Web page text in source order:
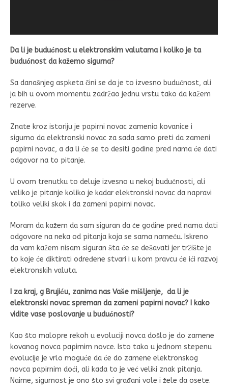
Da li je budućnost u elektronskim valutama i koliko je ta
budućnost da kažemo sigurna?
Sa današnjeg aspketa čini se da je to izvesno budućnost, ali
ja bih u ovom momentu zadržao jednu vrstu tako da kažem
rezerve.
Znate kroz istoriju je papirni novac zamenio kovanice i
sigurno da elektronski novac za sada samo preti da zameni
papirni novac, a da li će se to desiti godine pred nama će dati
odgovor na to pitanje.
U ovom trenutku to deluje izvesno u nekoj budućnosti, ali
veliko je pitanje koliko je kadar elektronski novac da napravi
toliko veliki skok i da zameni papirni novac.
Moram da kažem da sam siguran da će godine pred nama dati
odgovore na neka od pitanja koja se sama nameću. Iskreno
da vam kažem nisam siguran šta će se dešavati jer tržište je
to koje će diktirati određene stvari i u kom pravcu će ići razvoj
elektronskih valuta.
I za kraj, g Brujiću, zanima nas Vaše mišljenje, da li je
elektronski novac spreman da zameni papirni novac? I kako
vidite vase poslovanje u budućnosti?
Kao što malopre rekoh u evoluciji novca došlo je do zamene
kovanog novca papirnim novce. Isto tako u jednom stepenu
evolucije je vrlo moguće da će do zamene elektronskog
novca papirnim doći, ali kada to je već veliki znak pitanja.
Naime, sigurnost je ono što svi građani vole i žele da osete.